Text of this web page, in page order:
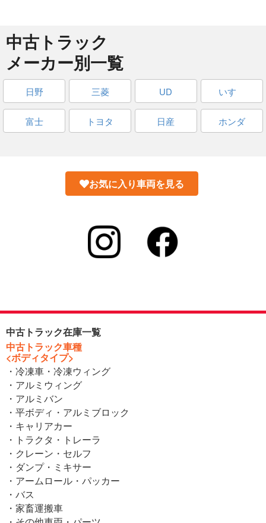
中古トラック
メーカー別一覧
日野 三菱 UD いすゞ
富士 トヨタ 日産 ホンダ
お気に入り車両を見る
中古トラック在庫一覧
中古トラック車種
<ボディタイプ>
・冷凍車・冷凍ウィング
・アルミウィング
・アルミバン
・平ボディ・アルミブロック
・キャリアカー
・トラクタ・トレーラ
・クレーン・セルフ
・ダンプ・ミキサー
・アームロール・パッカー
・バス
・家畜運搬車